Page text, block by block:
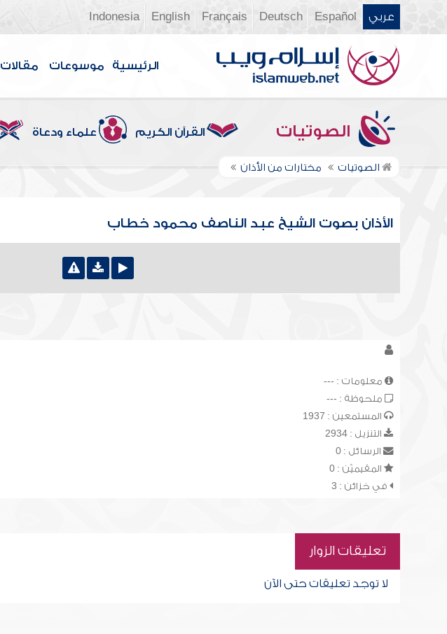
عربي Español
Deutsch
Français
English
Indonesia
الرئيسية موسوعات مقالات
الصوتيات القرآن الكريم علماء ودعاة
الصوتيات مختارات من الأذان
الأذان بصوت الشيخ عبد الناصف محمود خطاب
معلومات : ---
ملحوظة : ---
المستمعين : 1937
التنزيل : 2934
الرسائل : 0
المقيميّن : 0
في خزائن : 3
تعليقات الزوار
لا توجد تعليقات حتى الآن